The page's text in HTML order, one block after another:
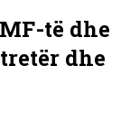
të dhe
dhe